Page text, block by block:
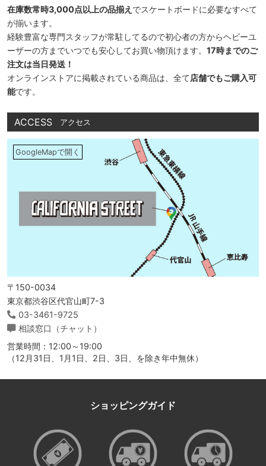
在庫数常時3,000点以上の品揃え でスケートボードに必要なすべて
が揃います。
経験豊富な専門スタッフが常駐してるので初心者の方からヘビーユ
ーザーの方までいつでも安心してお買い物頂けます。 17時までのご
注文は当日発送！
オンラインストアに掲載されている商品は、全て店舗でもご購入可
能です。
ACCESS アクセス
GoogleMapで開く
〒150-0034
東京都渋谷区代官山町7-3
03-3461-9725
相談窓口（チャット）
営業時間：12:00～19:00
（12月31日、1月1日、2日、3日、を除き年中無休）
ショッピングガイド